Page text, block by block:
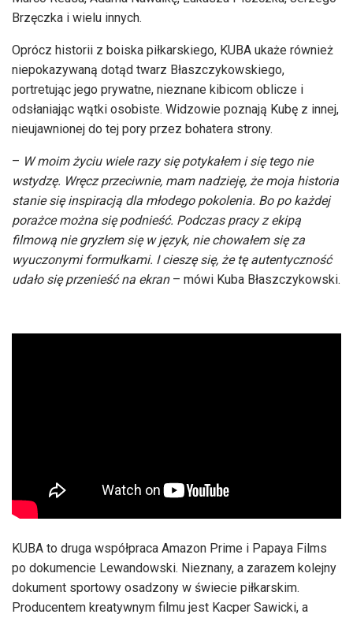
Brzęczka i wielu innych.
Oprócz historii z boiska piłkarskiego, KUBA ukaże również
niepokazywaną dotąd twarz Błaszczykowskiego,
portretując jego prywatne, nieznane kibicom oblicze i
odsłaniając wątki osobiste. Widzowie poznają Kubę z innej,
nieujawnionej do tej pory przez bohatera strony.
– W moim życiu wiele razy się potykałem i się tego nie
wstydzę. Wręcz przeciwnie, mam nadzieję, że moja historia
stanie się inspiracją dla młodego pokolenia. Bo po każdej
porażce można się podnieść. Podczas pracy z ekipą
filmową nie gryzłem się w język, nie chowałem się za
wyuczonymi formułkami. I cieszę się, że tę autentyczność
udało się przenieść na ekran– mówi Kuba Błaszczykowski.
KUBA to druga współpraca Amazon Prime i Papaya Films
po dokumencie Lewandowski. Nieznany, a zarazem kolejny
dokument sportowy osadzony w świecie piłkarskim.
Producentem kreatywnym filmu jest Kacper Sawicki, a